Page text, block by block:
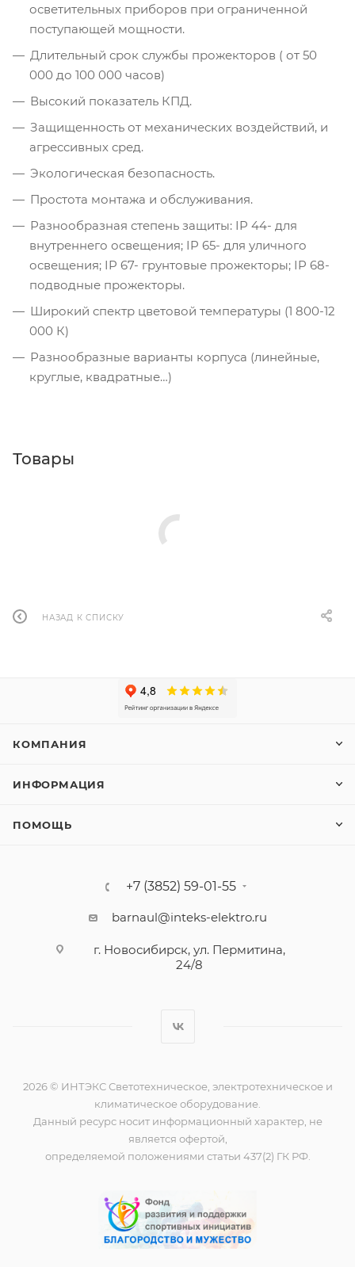
осветительных приборов при ограниченной
поступающей мощности.
Длительный срок службы прожекторов ( от 50
000 до 100 000 часов)
Высокий показатель КПД.
Защищенность от механических воздействий, и
агрессивных сред.
Экологическая безопасность.
Простота монтажа и обслуживания.
Разнообразная степень защиты: IP 44- для
внутреннего освещения; IP 65- для уличного
освещения; IP 67- грунтовые прожекторы; IP 68-
подводные прожекторы.
Широкий спектр цветовой температуры (1 800-12
000 К)
Разнообразные варианты корпуса (линейные,
круглые, квадратные…)
Товары
НАЗАД К СПИСКУ
КОМПАНИЯ
ИНФОРМАЦИЯ
ПОМОЩЬ
+7 (3852) 59-01-55
barnaul@inteks-elektro.ru
г. Новосибирск, ул. Пермитина,
24/8
2026 © ИНТЭКС Светотехническое, электротехническое и
климатическое оборудование.
Данный ресурс носит информационный характер, не
является офертой,
определяемой положениями статьи 437(2) ГК РФ.